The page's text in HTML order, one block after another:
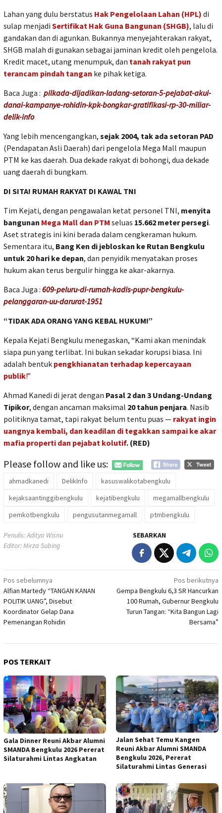
Lahan yang dulu berstatus Hak Pengelolaan Lahan (HPL) di
sulap menjadi Sertifikat Hak Guna Bangunan (SHGB), lalu di
gandakan dan di agunkan. Bukannya menyejahterakan rakyat,
SHGB malah di gunakan sebagai jaminan kredit oleh pengelola.
Kredit macet, utang menumpuk, dan tanah rakyat pun
terancam pindah tangan ke pihak ketiga.
Baca Juga : pilkada-dijadikan-ladang-setoran-5-pejabat-akui-
danai-kampanye-rohidin-kpk-bongkar-gratifikasi-rp-30-miliar-
delik-info
Yang lebih mencengangkan, sejak 2004, tak ada setoran PAD
(Pendapatan Asli Daerah) dari pengelola Mega Mall maupun
PTM ke kas daerah. Dua dekade rakyat di bohongi, dua dekade
uang daerah di bungkam.
DI SITA! RUMAH RAKYAT DI KAWAL TNI
Tim Kejati, dengan pengawalan ketat personel TNI, menyita
bangunan Mega Mall dan PTM seluas 15.662 meter persegi.
Aset strategis ini kini berada dalam cengkeraman hukum.
Sementara itu, Bang Ken di jebloskan ke Rutan Bengkulu
untuk 20 hari ke depan, dan penyidik menyatakan proses
hukum akan terus bergulir hingga ke akar-akarnya.
Baca Juga : 609-peluru-di-rumah-kadis-pupr-bengkulu-
pelanggaran-uu-darurat-1951
“TIDAK ADA ORANG YANG KEBAL HUKUM!”
Kepala Kejati Bengkulu menegaskan, “Kami akan menindak
siapa pun yang terlibat. Ini bukan sekadar korupsi biasa. Ini
adalah bentuk pengkhianatan terhadap kepercayaan
publik!”
Ahmad Kanedi di jerat dengan Pasal 2 dan 3 Undang-Undang
Tipikor, dengan ancaman maksimal 20 tahun penjara. Nasib
politiknya tamat, tapi rakyat belum tentu puas — rakyat ingin
uangnya kembali, dan keadilan di tegakkan sampai ke akar
mafia properti dan pejabat kolutif. (RED)
Please follow and like us:
ahmadkanedi DelikInfo
kasuswalikotabengkulu
kejaksaantinggibengkulu
kejatibengkulu
megamallbengkulu
pemkotbengkulu
pengusutanmegamall ptmbengkulu
Penulis: Aditya Wisnu
Editor: Mirza Subing
SEBARKAN
Navigasi
pos
Pos sebelumnya
Alfian Martedy “TANGAN KANAN
POLITIK UANG”, Disebut
Koordinator Gelap Dana
Pemenangan Rohidin
Pos berikutnya
Gempa Bengkulu 6,3 SR Hancurkan
100 Rumah, Gubernur Bengkulu
Turun Tangan: “Kita Bangun Lagi
Bersama”
POS TERKAIT
Gala Dinner Reuni Akbar Alumni
SMANDA Bengkulu 2026 Pererat
Silaturahmi Lintas Angkatan
Jalan Sehat Temu Kangen
Reuni Akbar Alumni SMANDA
Bengkulu 2026, Pererat
Silaturahmi Lintas Generasi